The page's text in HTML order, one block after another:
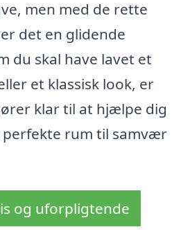
men med de rette
det en glidende
du skal have lavet et
et klassisk look, er
klar til at hjælpe dig
perfekte rum til samvær
og uforpligtende